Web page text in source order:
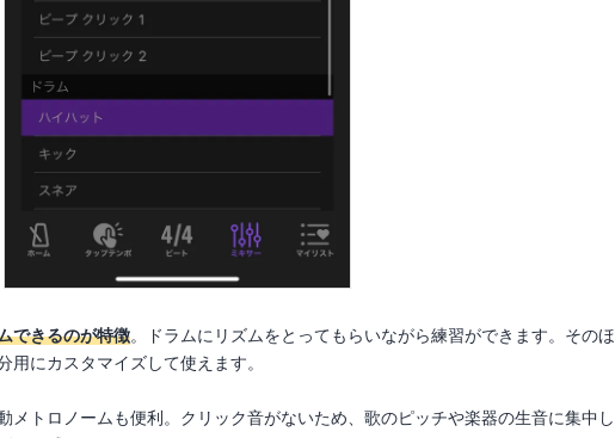
できるのが特徴。ドラムにリズムをとってもらいながら練習ができます。そのほ
にカスタマイズして使えます。
メトロノームも便利。クリック音がないため、歌のピッチや楽器の生音に集中し